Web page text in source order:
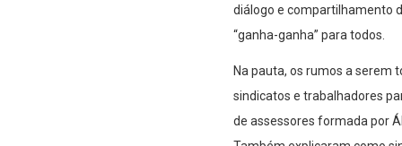
diálogo e compartilhamento
“ganha-ganha” para todos.
Na pauta, os rumos a serem
sindicatos e trabalhadores
de assessores formada por